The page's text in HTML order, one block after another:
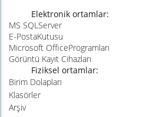
Elektronik ortamlar:
MS SQLServer
E-PostaKutusu
Microsoft OfficeProgramları
Görüntü Kayıt Cihazları
Fiziksel ortamlar:
Birim Dolapları
Klasörler
Arşiv